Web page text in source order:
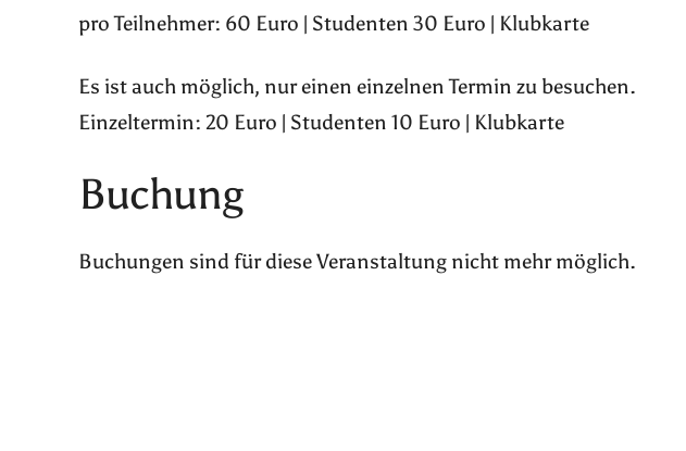
pro Teilnehmer: 60 Euro | Studenten 30 Euro | Klubkarte
Es ist auch möglich, nur einen einzelnen Termin zu besuchen.
Einzeltermin: 20 Euro | Studenten 10 Euro | Klubkarte
Buchung
Buchungen sind für diese Veranstaltung nicht mehr möglich.